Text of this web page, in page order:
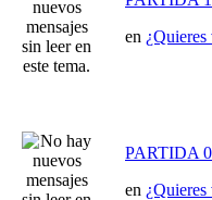
en
PARTIDA
en